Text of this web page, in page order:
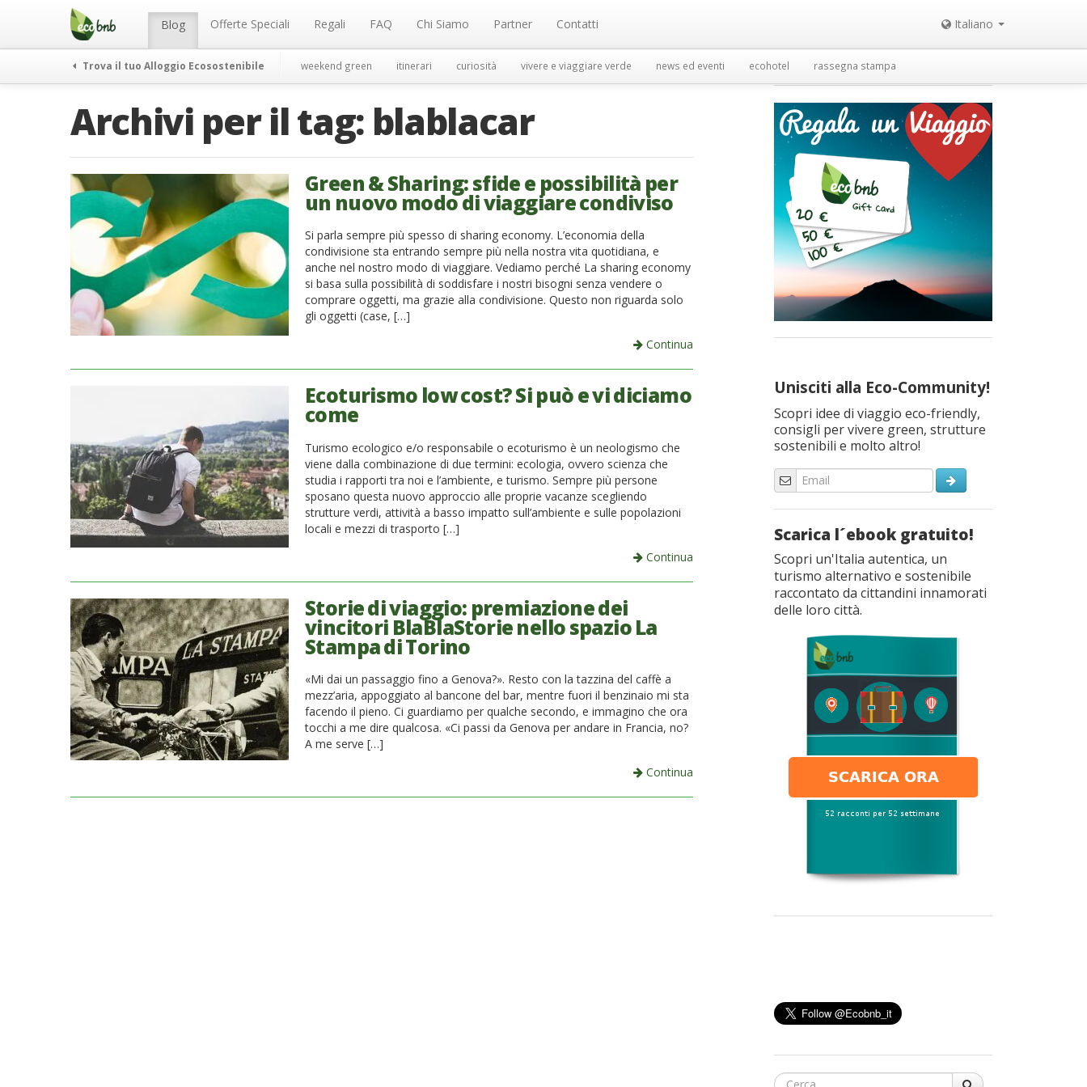
Menu Blog Offerte Speciali Regali FAQ Chi Siamo Partner Contatti Italiano
Trova il tuo Alloggio Ecosostenibile weekend green itinerari curiosità vivere e viaggiare verde news ed eventi ecohotel rassegna stampa
Archivi per il tag: blablacar
Green & Sharing: sfide e possibilità per
un nuovo modo di viaggiare condiviso
Si parla sempre più spesso di sharing economy. L’economia della
condivisione sta entrando sempre più nella nostra vita quotidiana, e
anche nel nostro modo di viaggiare. Vediamo perché La sharing economy
si basa sulla possibilità di soddisfare i nostri bisogni senza vendere o
comprare oggetti, ma grazie alla condivisione. Questo non riguarda solo
gli oggetti (case, […]
Continua
Ecoturismo low cost? Si può e vi diciamo
come
Turismo ecologico e/o responsabile o ecoturismo è un neologismo che
viene dalla combinazione di due termini: ecologia, ovvero scienza che
studia i rapporti tra noi e l’ambiente, e turismo. Sempre più persone
sposano questa nuovo approccio alle proprie vacanze scegliendo
strutture verdi, attività a basso impatto sull’ambiente e sulle popolazioni
locali e mezzi di trasporto […]
Continua
Storie di viaggio: premiazione dei
vincitori BlaBlaStorie nello spazio La
Stampa di Torino
«Mi dai un passaggio fino a Genova?». Resto con la tazzina del caffè a
mezz’aria, appoggiato al bancone del bar, mentre fuori il benzinaio mi sta
facendo il pieno. Ci guardiamo per qualche secondo, e immagino che ora
tocchi a me dire qualcosa. «Ci passi da Genova per andare in Francia, no?
A me serve […]
Continua
Unisciti alla Eco-Community!
Scopri idee di viaggio eco-friendly,
consigli per vivere green, strutture
sostenibili e molto altro!
Scarica l´ebook gratuito!
Scopri un'Italia autentica, un
turismo alternativo e sostenibile
raccontato da cittandini innamorati
delle loro città.
Cerca